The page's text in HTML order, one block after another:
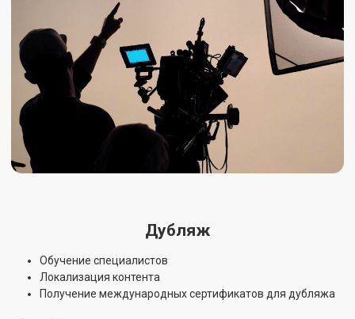
Курсы по техническим профессиям
Организация кинокружков
Казахфильм планирует инвестировать в будущее
казахстанского кино. Наша цель — сформировать
динамичную профессиональную среду и вырастить новое
поколение специалистов, способных двигать
киноиндустрию вперёд.
В рамках стратегии развития образования предусмотрено
сотрудничество с киношколами, организация практики и
съёмок дипломных проектов студентов. Планируется
запуск курсов по техническим кинопрофессиям и кружков
по актёрскому и операторскому мастерству. Также в планах
— поддержка студенческих дебютов и внедрение фильмов